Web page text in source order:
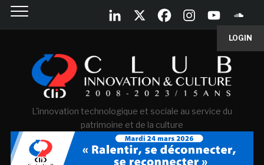
LOGIN
L'innovation technologique et sociale au service du
patrimoine et de la culture